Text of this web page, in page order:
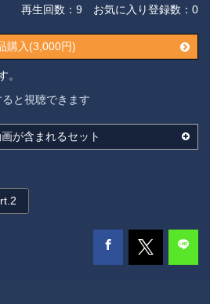
再生回数： 9 お気に入り登録数：0
購入(3,000円)
。
と視聴できます
が含まれるセット